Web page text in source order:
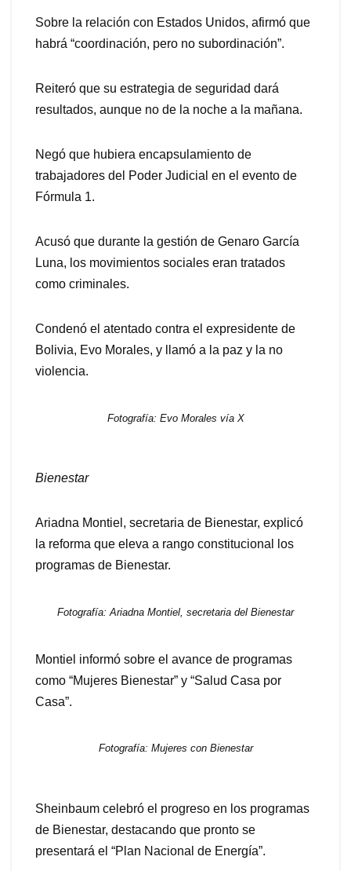
Sobre la relación con Estados Unidos, afirmó que
habrá “coordinación, pero no subordinación”.
Reiteró que su estrategia de seguridad dará
resultados, aunque no de la noche a la mañana.
Negó que hubiera encapsulamiento de
trabajadores del Poder Judicial en el evento de
Fórmula 1.
Acusó que durante la gestión de Genaro García
Luna, los movimientos sociales eran tratados
como criminales.
Condenó el atentado contra el expresidente de
Bolivia, Evo Morales, y llamó a la paz y la no
violencia.
Fotografía: Evo Morales vía X
Bienestar
Ariadna Montiel, secretaria de Bienestar, explicó
la reforma que eleva a rango constitucional los
programas de Bienestar.
Fotografía: Ariadna Montiel, secretaria del Bienestar
Montiel informó sobre el avance de programas
como “Mujeres Bienestar” y “Salud Casa por
Casa”.
Fotografía: Mujeres con Bienestar
Sheinbaum celebró el progreso en los programas
de Bienestar, destacando que pronto se
presentará el “Plan Nacional de Energía”.